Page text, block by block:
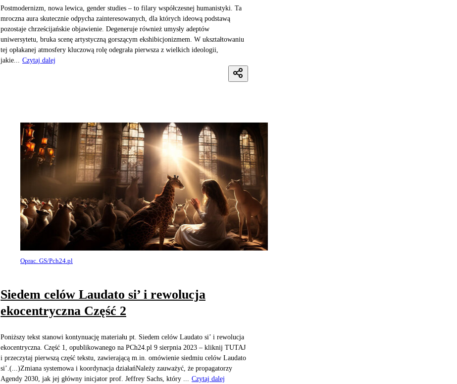
Postmodernizm, nowa lewica, gender studies – to filary współczesnej humanistyki. Ta
mroczna aura skutecznie odpycha zainteresowanych, dla których ideową podstawą
pozostaje chrześcijańskie objawienie. Degeneruje również umysły adeptów
uniwersytetu, bruka scenę artystyczną gorszącym ekshibicjonizmem. W ukształtowaniu
tej opłakanej atmosfery kluczową rolę odegrała pierwsza z wielkich ideologii,
jakie... Czytaj dalej
Oprac. GS/Pch24.pl
Siedem celów Laudato si’ i rewolucja
ekocentryczna Część 2
Poniższy tekst stanowi kontynuację materiału pt. Siedem celów Laudato si’ i rewolucja
ekocentryczna. Część 1, opublikowanego na PCh24.pl 9 sierpnia 2023 – kliknij TUTAJ
i przeczytaj pierwszą część tekstu, zawierającą m.in. omówienie siedmiu celów Laudato
si’.(...)Zmiana systemowa i koordynacja działańNależy zauważyć, że propagatorzy
Agendy 2030, jak jej główny inicjator prof. Jeffrey Sachs, który ...
Czytaj dalej